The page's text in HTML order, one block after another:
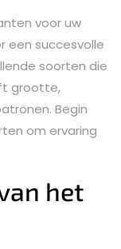
voor uw
een succesvolle
soorten die
grootte,
Begin
om ervaring
het